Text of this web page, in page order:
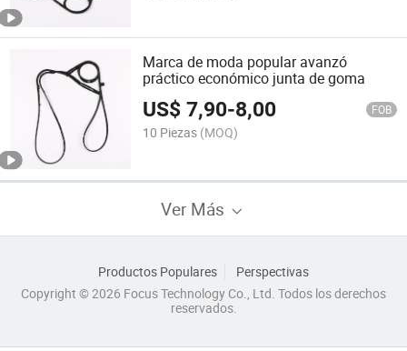
Marca de moda popular avanzó
práctico económico junta de goma
US$7,90-8,00 FOB
10 Piezas (MOQ)
Ver Más
Productos Populares
Perspectivas
Copyright © 2026 Focus Technology Co., Ltd. Todos los derechos
reservados.